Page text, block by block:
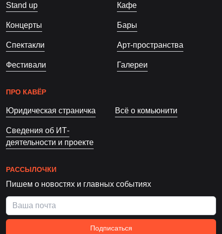
Stand up
Концерты
Спектакли
Фестивали
Кафе
Бары
Арт-пространства
Галереи
ПРО КАВЁР
Юридическая страничка Всё о комьюнити
Сведения об ИТ-
деятельности и проекте
РАССЫЛОЧКИ
Пишем о новостях и главных событиях
Подписаться